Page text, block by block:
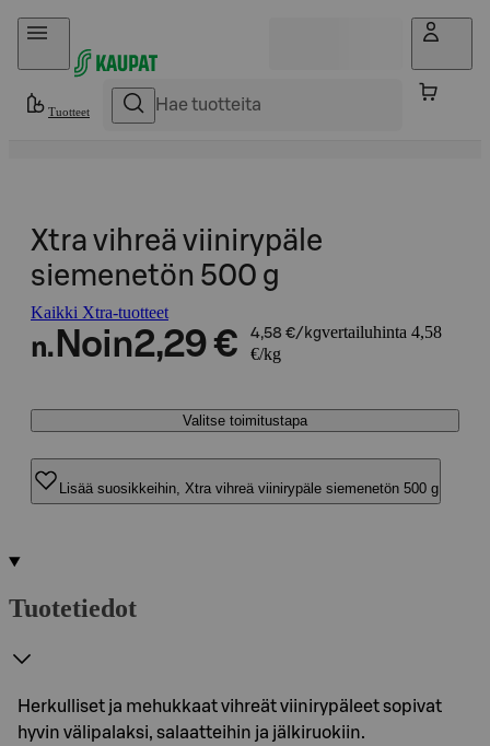
Hyppää sisältöön
Tuotteet
Xtra vihreä viinirypäle
siemenetön 500 g
Kaikki Xtra-tuotteet
n. Noin2,29 € 4,58 €/kgvertailuhinta 4,58
€/kg
Valitse toimitustapa
Lisää suosikkeihin, Xtra vihreä viinirypäle siemenetön 500 g
Tuotetiedot
Herkulliset ja mehukkaat vihreät viinirypäleet sopivat
hyvin välipalaksi, salaatteihin ja jälkiruokiin.